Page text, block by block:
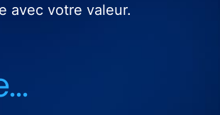
avec votre valeur.